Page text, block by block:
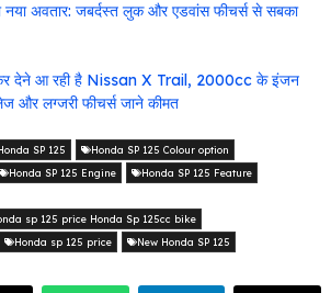
अवतार: जबर्दस्त लुक और एडवांस फीचर्स से सबका
देने आ रही है Nissan X Trail, 2000cc के इंजन
और लग्जरी फीचर्स जाने कीमत
SP 125
Honda SP 125 Colour option
Honda SP 125 Engine
Honda SP 125 Feature
sp 125 price Honda Sp 125cc bike
Honda sp 125 price New Honda SP 125